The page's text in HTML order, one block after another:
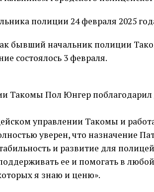
полиции 24 февраля 2025
бывший начальник полиции
состоялось 3 февраля.
Такомы Пол Юнгер поблагодарил
управлении Такомы и
уверен, что назначение
и развитие для
ее и помогать в
я знаю и ценю».